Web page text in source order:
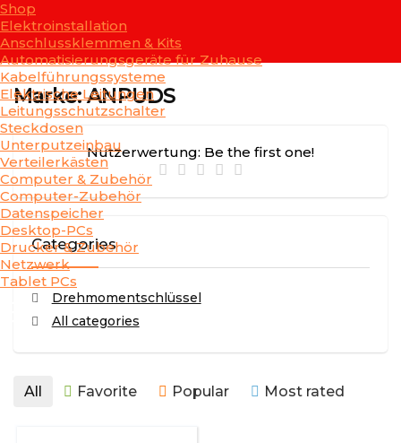
Shop
Elektroinstallation
Anschlussklemmen & Kits
Automatisierungsgeräte für Zuhause
Kabelführungssysteme
Elektrische Leitungen
Leitungsschutzschalter
Steckdosen
Unterputzeinbau
Verteilerkästen
Computer & Zubehör
Computer-Zubehör
Datenspeicher
Desktop-PCs
Drucker & Zubehör
Netzwerk
Tablet PCs
Marke: ANPUDS
Nutzerwertung: Be the first one!
Categories
Drehmomentschlüssel
All categories
All Favorite Popular Most rated